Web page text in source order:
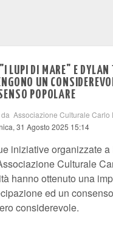
LUPI DI MARE" E DYLAN
UN
POPOLARE
da Associazione Culturale Carlo
31 Agosto 2025 15:14
iniziative organizzate
Culturale
hanno ottenuto una
ed un
considerevole.